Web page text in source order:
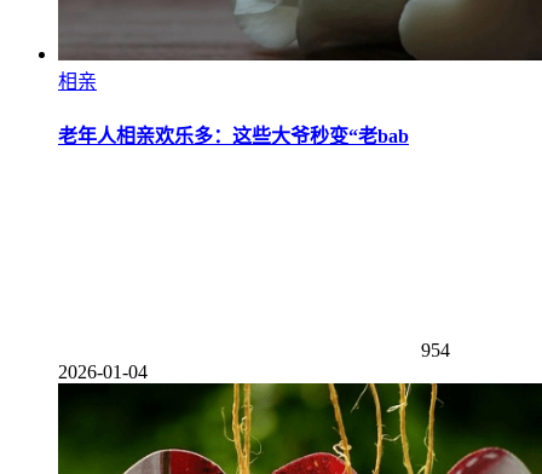
相亲
老年人相亲欢乐多：这些大爷秒变“老bab
954
2026-01-04